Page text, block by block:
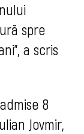
spre
a scris
8
Jovmir,